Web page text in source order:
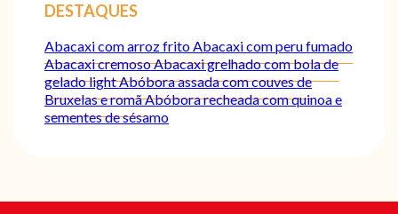
DESTAQUES
Abacaxi com arroz fritoAbacaxi com peru fumado
Abacaxi cremosoAbacaxi grelhado com bola de
gelado lightAbóbora assada com couves de
Bruxelas e romãAbóbora recheada com quinoa e
sementes de sésamo